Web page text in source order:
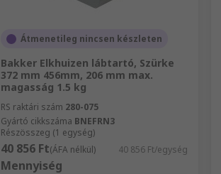
Átmenetileg nincsen készleten
Bakker Elkhuizen lábtartó, Szürke
372 mm 456mm, 206 mm max.
magasság 1.5 kg
RS raktári szám 280-075
Gyártó cikkszáma BNEFRN3
Részösszeg (1 egység)
40 856 Ft(ÁFA nélkül) 40 856 Ft/egység
Mennyiség